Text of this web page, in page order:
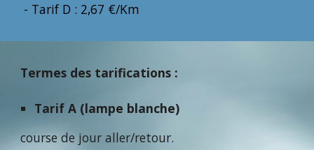
- Tarif D : 2,67 €/Km
Termes des tarifications :
Tarif A (lampe blanche)
course de jour aller/retour.